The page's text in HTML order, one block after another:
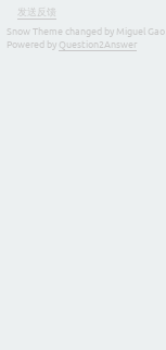
发送反馈
Snow Theme changed by Miguel Gao
Powered by Question2Answer